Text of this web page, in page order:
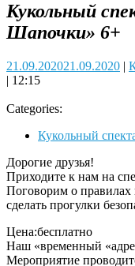
Кукольный
Шапочки» 6+
21.09.202021.09.2020 |
| 12:15
Categories:
Кукольный
Дорогие друзья!
Приходите к нам на
Поговорим о правилах
сделать прогулки
Цена:бесплатно
Наш «временный
Мероприятие